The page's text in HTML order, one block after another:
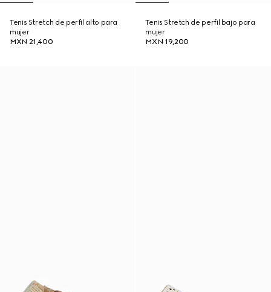
Tenis Stretch de perfil alto para
mujer
MXN 21,400
Tenis Stretch de perfil bajo para
mujer
MXN 19,200